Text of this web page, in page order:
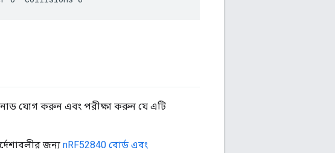
নোড যোগ করুন এবং পরীক্ষা করুন যে এটি
জন্য nRF52840 বোর্ড এবং